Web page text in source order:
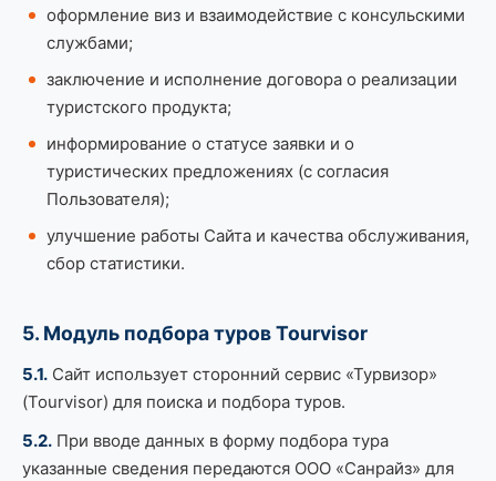
оформление виз и взаимодействие с консульскими
службами;
заключение и исполнение договора о реализации
туристского продукта;
информирование о статусе заявки и о
туристических предложениях (с согласия
Пользователя);
улучшение работы Сайта и качества обслуживания,
сбор статистики.
5. Модуль подбора туров Tourvisor
5.1. Сайт использует сторонний сервис «Турвизор»
(Tourvisor) для поиска и подбора туров.
5.2. При вводе данных в форму подбора тура
указанные сведения передаются ООО «Санрайз» для